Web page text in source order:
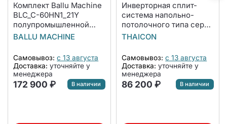
Комплект Ballu Machine
BLC_C-60HN1_21Y
полупромышленной
сплит-системы,
BALLU MACHINE
Самовывоз: с 13 августа
Доставка: уточняйте у
менеджера
172 900 ₽ В наличии
Инверторная сплит-
система напольно-
потолочного типа серии
SYNERGY TL-PU50-FR
THAICON
Самовывоз: с 13 августа
Доставка: уточняйте у
менеджера
86 200 ₽ В наличии